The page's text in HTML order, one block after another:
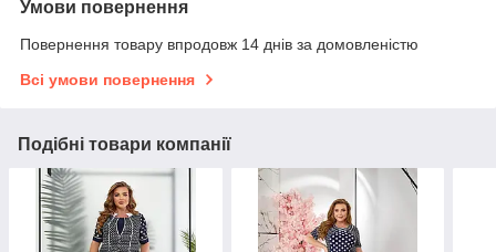
Умови повернення
Повернення товару впродовж 14 днів за домовленістю
Всі умови повернення
Подібні товари компанії